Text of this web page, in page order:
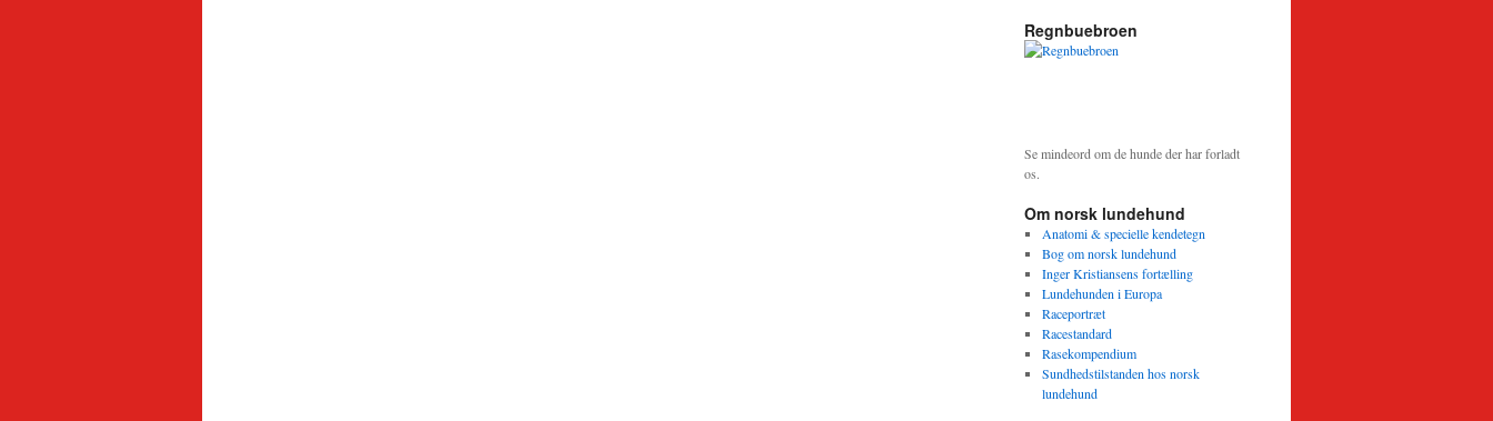
Regnbuebroen
Se mindeord om de hunde der har forladt
os.
Om norsk lundehund
Anatomi & specielle kendetegn
Bog om norsk lundehund
Inger Kristiansens fortælling
Lundehunden i Europa
Raceportræt
Racestandard
Rasekompendium
Sundhedstilstanden hos norsk
lundehund